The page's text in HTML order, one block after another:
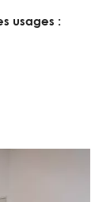
usages :